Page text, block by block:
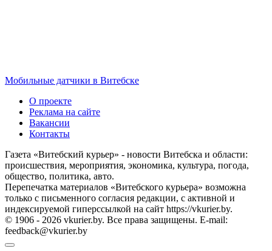
Мобильные датчики в Витебске
О проекте
Реклама на сайте
Вакансии
Контакты
Газета «Витебский курьер» - новости Витебска и области:
происшествия, мероприятия, экономика, культура, погода,
общество, политика, авто.
Перепечатка материалов «Витебского курьера» возможна
только с письменного согласия редакции, с активной и
индексируемой гиперссылкой на сайт https://vkurier.by.
© 1906 - 2026 vkurier.by. Все права защищены. E-mail:
feedback@vkurier.by